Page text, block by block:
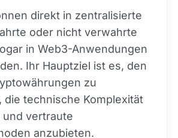
direkt in zentralisierte
oder nicht verwahrte
in Web3-Anwendungen
Ihr Hauptziel ist es, den
zu
die technische Komplexität
vertraute
anzubieten.